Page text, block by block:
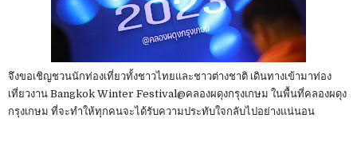
จึงขอเชิญชวนนักท่องเที่ยวทั้งชาวไทยและชาวต่างชาติ เดินทางเข้ามาท่อง
เที่ยวงาน Bangkok Winter Festival@คลองผดุงกรุงเกษม ในพื้นที่คลองผดุง
กรุงเกษม ที่จะทำให้ทุกคนจะได้รับความประทับใจกลับไปอย่างแน่นอน